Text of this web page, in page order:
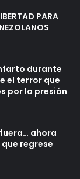
PARA
durante
el terror que
por la presión
ahora
que regrese